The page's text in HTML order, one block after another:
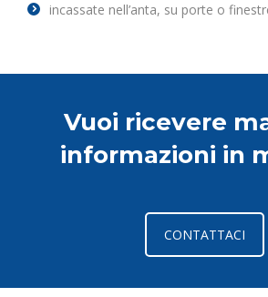
incassate nell’anta, su porte o
Vuoi ricevere
informazioni in
CONTATTACI